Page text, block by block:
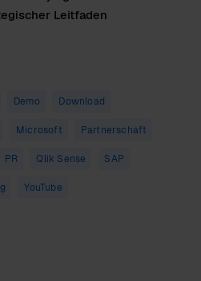
Leitfaden
Demo Download
Microsoft Partnerschaft
PR Qlik Sense SAP
YouTube